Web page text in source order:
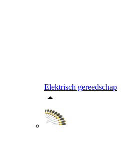
Elektrisch gereedschap